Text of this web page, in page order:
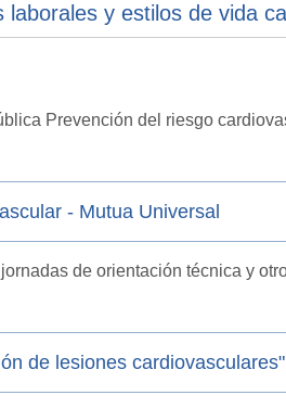
y estilos de vida
Prevención del riesgo
- Mutua Universal
de orientación técnica y
de lesiones cardiovasculares"